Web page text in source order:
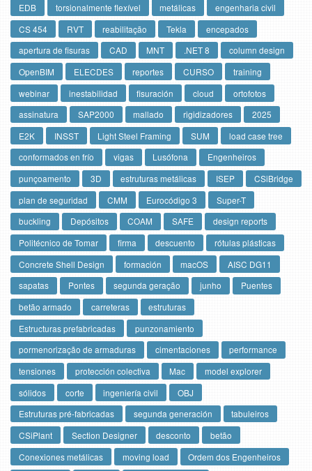
EDB
torsionalmente flexível metálicas
engenharia civil
CS 454
RVT reabilitação Tekla
encepados
apertura de fisuras
CAD MNT .NET 8
column design
OpenBIM
ELECDES reportes CURSO
training
webinar
inestabilidad fisuración cloud
ortofotos
assinatura
SAP2000 mallado rigidizadores
2025
E2K
INSST Light Steel Framing SUM
load case tree
conformados en frío
vigas Lusófona
Engenheiros
punçoamento
3D estruturas metálicas ISEP
CSiBridge
plan de seguridad
CMM Eurocódigo 3
Super-T
buckling
Depósitos COAM SAFE
design reports
Politécnico de Tomar
firma descuento
rótulas plásticas
Concrete Shell Design
formación macOS
AISC DG11
sapatas
Pontes segunda geração junho
Puentes
betão armado
carreteras
estruturas
Estructuras prefabricadas
punzonamiento
pormenorização de armaduras
cimentaciones
performance
tensiones
protección colectiva Mac
model explorer
sólidos
corte ingeniería civil
OBJ
Estruturas pré-fabricadas
segunda generación
tabuleiros
CSiPlant
Section Designer desconto
betão
Conexiones metálicas
moving load
Ordem dos Engenheiros